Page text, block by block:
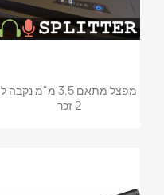
מפצל מתאם 3.5 מ"מ נקבה ל
2 זכר